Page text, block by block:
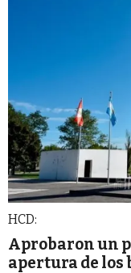
HCD:
Aprobaron un
apertura de los